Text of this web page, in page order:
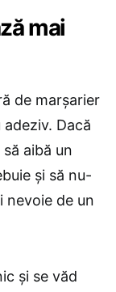
mai
de marșarier
Dacă
aibă un
și să nu-
nevoie de un
și se văd